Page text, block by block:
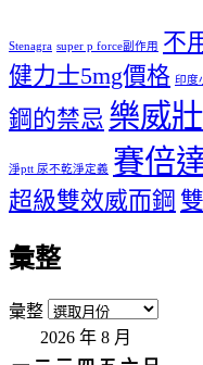
Stenagra super p force副作用 不
健力士5mg價格 印度
鋼的禁忌 樂威
淨ptt 尿不乾淨定義 賽倍
超級雙效威而鋼
彙整
彙整
2026 年 8 月